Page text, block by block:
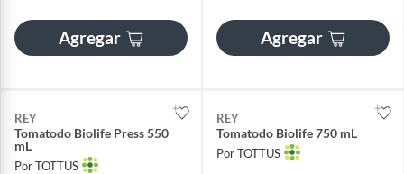
Agregar Agregar
REY
Tomatodo Biolife Press 550
mL
Por TOTTUS
REY
Tomatodo Biolife 750 mL
Por TOTTUS